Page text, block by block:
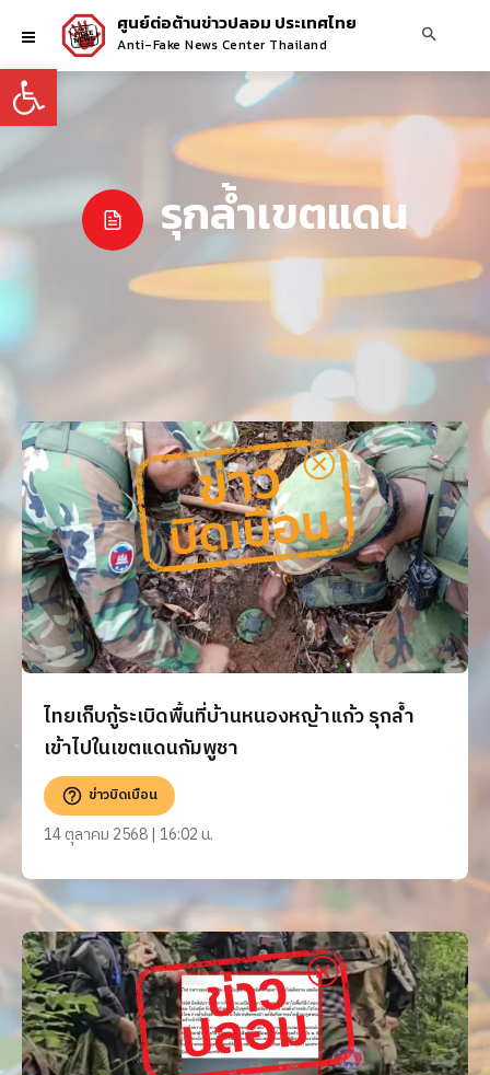
Open toolbar
ศูนย์ต่อต้านข่าวปลอม ประเทศไทย
Anti-Fake News Center Thailand
รุกล้ำเขตแดน
ไทยเก็บกู้ระเบิดพื้นที่บ้านหนองหญ้าแก้ว รุกล้ำ
เข้าไปในเขตแดนกัมพูชา
ข่าวบิดเบือน
14 ตุลาคม 2568 | 16:02 น.